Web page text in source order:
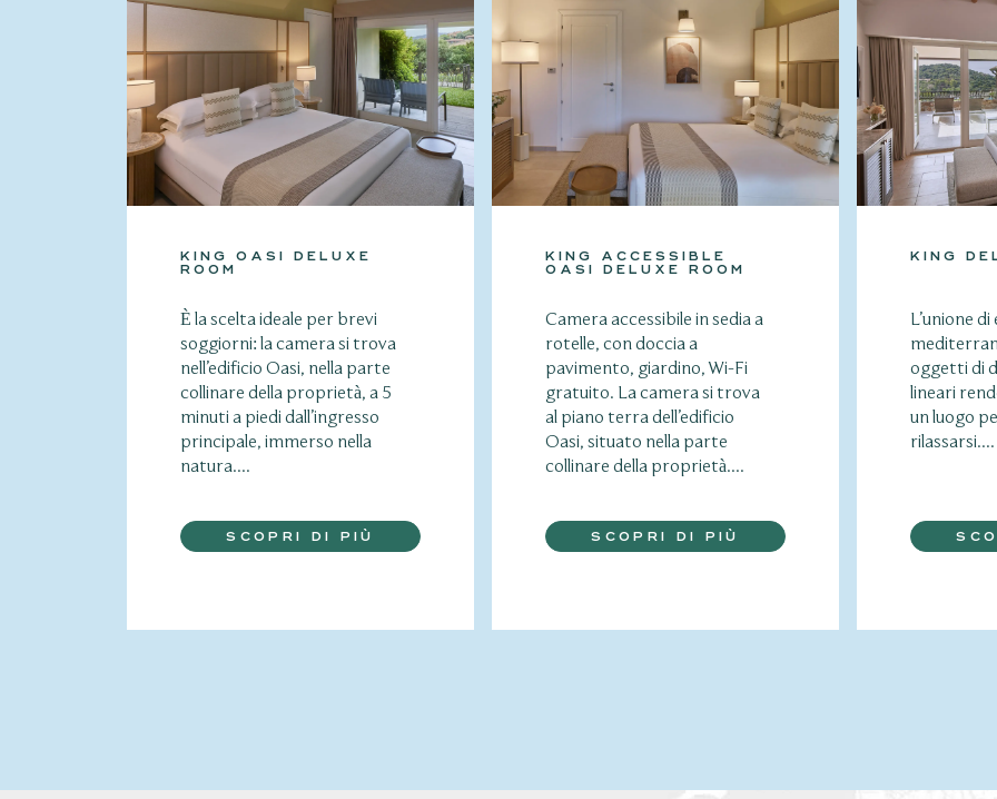
KING OASI DELUXE
ROOM
È la scelta ideale per brevi
soggiorni: la camera si trova
nell’edificio Oasi, nella parte
collinare della proprietà, a 5
minuti a piedi dall’ingresso
principale, immerso nella
natura....
SCOPRI DI PIÙ
KING ACCESSIBLE
OASI DELUXE ROOM
Camera accessibile in sedia a
rotelle, con doccia a
pavimento, giardino, Wi-Fi
gratuito. La camera si trova
al piano terra dell’edificio
Oasi, situato nella parte
collinare della proprietà....
SCOPRI DI PIÙ
KING
L’unione
oggetti di
lineari
un luogo
rilassarsi....